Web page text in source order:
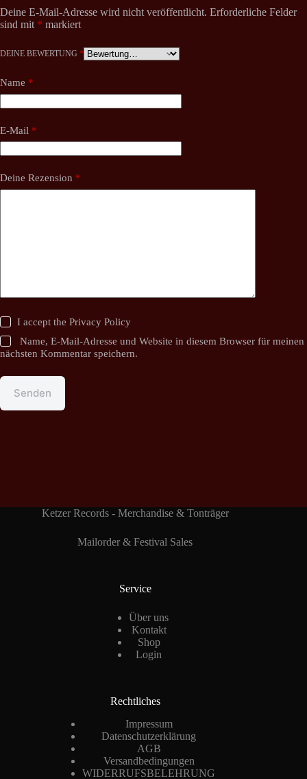
Deine E-Mail-Adresse wird nicht veröffentlicht. Erforderliche Felder
sind mit * markiert
DEINE BEWERTUNG *
Name *
E-Mail *
Deine Rezension *
I accept thePrivacy Policy
Name, E-Mail-Adresse und Website in diesem Browser für meinen
nächsten Kommentar speichern.
Senden
Ketzer Records - Merchandise & Tonträger
Mailorder & Festival Sales
Service
Über uns
Kontakt
Shop
Login
Rechtliches
Impressum
Datenschutzerklärung
AGB
Versandbedingungen
WIDERRUFSBELEHRUNG